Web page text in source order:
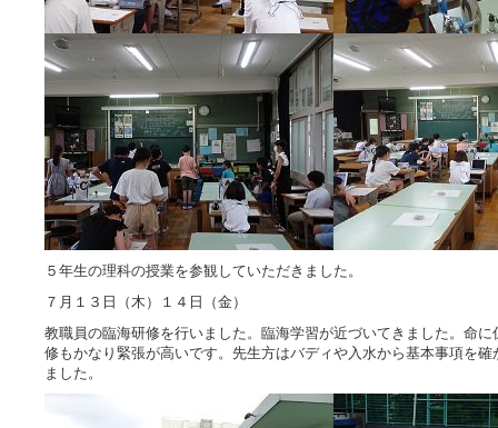
５年生の理科の授業を参観していただきました。
７月１３日（木）１４日（金）
教職員の臨海研修を行いました。臨海学習が近づいてきました。命に
修もかなり緊張が高いです。先生方はバディや入水から基本事項を確
ました。